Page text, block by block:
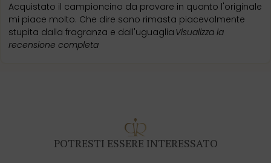
Acquistato il campioncino da provare in quanto l'originale
mi piace molto. Che dire sono rimasta piacevolmente
stupita dalla fragranza e dall'uguaglia Visualizza la
recensione completa
POTRESTI ESSERE INTERESSATO